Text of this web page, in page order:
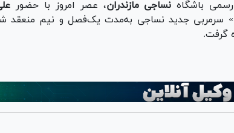
باشگاه نساجی مازندران، عصر امروز با حضور
» سرمربی جدید نساجی به‌مدت یک‌فصل و نیم منعقد
گرفت.